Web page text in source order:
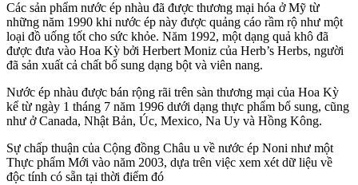
Các sản phẩm nước ép nhàu đã được thương mại hóa ở Mỹ từ
những năm 1990 khi nước ép này được quảng cáo rầm rộ như một
loại đồ uống tốt cho sức khỏe. Năm 1992, một dạng quả khô đã
được đưa vào Hoa Kỳ bởi Herbert Moniz của Herb’s Herbs, người
đã sản xuất cả chất bổ sung dạng bột và viên nang.
Nước ép nhàu được bán rộng rãi trên sàn thương mại của Hoa Kỳ
kể từ ngày 1 tháng 7 năm 1996 dưới dạng thực phẩm bổ sung, cũng
như ở Canada, Nhật Bản, Úc, Mexico, Na Uy và Hồng Kông.
Sự chấp thuận của Cộng đồng Châu u về nước ép Noni như một
Thực phẩm Mới vào năm 2003, dựa trên việc xem xét dữ liệu về
độc tính có sẵn tại thời điểm đó